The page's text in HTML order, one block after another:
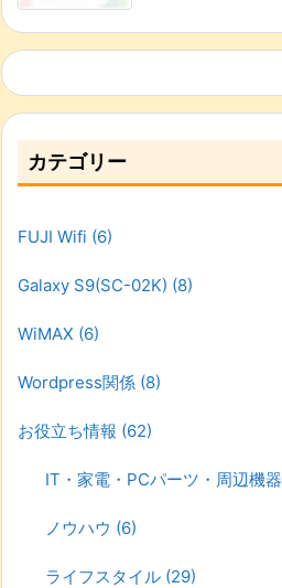
カテゴリー
FUJI Wifi (6)
Galaxy S9(SC-02K) (8)
WiMAX (6)
Wordpress関係 (8)
お役立ち情報 (62)
IT・家電・PCパーツ・周辺機器
ノウハウ (6)
ライフスタイル (29)